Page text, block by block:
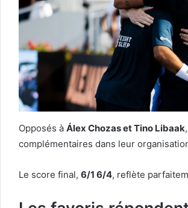
Opposés à Álex Chozas et Tino Libaak
complémentaires dans leur
Le score final, 6/1 6/4, reflète